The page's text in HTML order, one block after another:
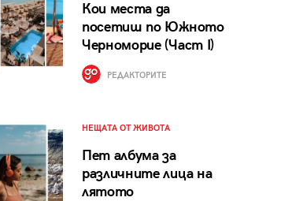
Кои места да
посетиш по Южното
Черноморие (Част I)
РЕДАКТОРИТЕ
НЕЩАТА ОТ ЖИВОТА
Пет албума за
различните лица на
лятото